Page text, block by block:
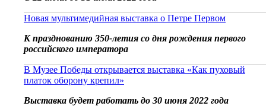
Новая мультимедийная выставка о Петре Первом
К празднованию 350-летия со дня рождения первого
российского императора
В Музее Победы открывается выставка «Как пуховый
платок оборону крепил»
Выставка будет работать до 30 июня 2022 года